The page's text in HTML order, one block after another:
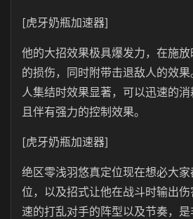
[虎牙奶瓶加速器]
他的大招效果极具爆发力，在施
的损伤，同时附带击退敌人的效
人集结时效果显著，可以迅速的
且伴有强力的控制效果。
[虎牙奶瓶加速器]
绝区零浅羽悠真定位现在想必大
位，以及招式让他在战斗时输出
速的打乱对手的阵型以及节奏，